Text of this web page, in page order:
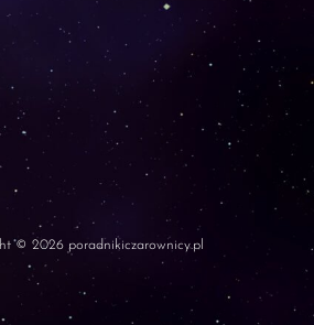
© 2026 poradnikiczarownicy.pl